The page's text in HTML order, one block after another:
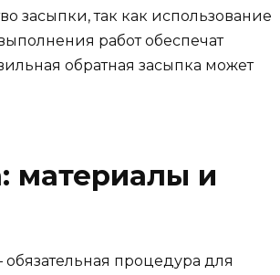
засыпки, так как использование
работ обеспечат
обратная засыпка может
материалы и
обязательная процедура для